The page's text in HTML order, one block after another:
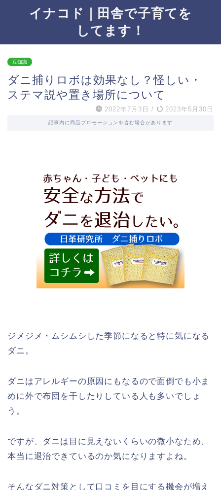
イナコド｜田舎で子育てを
してます！
豆知識
ダニ捕りロボは効果なし？怪しい・
ステマ説や置き場所について
2022年7月3日 / 2023年5月30日
記事内に商品プロモーションを含む場合があります
ジメジメ・ムシムシした季節になると特に気になる
ダニ。
ダニはアレルギーの原因にもなるので面倒でも小ま
めに外で布団を干したりしている人も多いでしょ
う。
ですが、ダニは目に見えないくらいの微小なため、
本当に退治できているのか気になりますよね。
そんなダニ対策として口コミを目にする機会が増え